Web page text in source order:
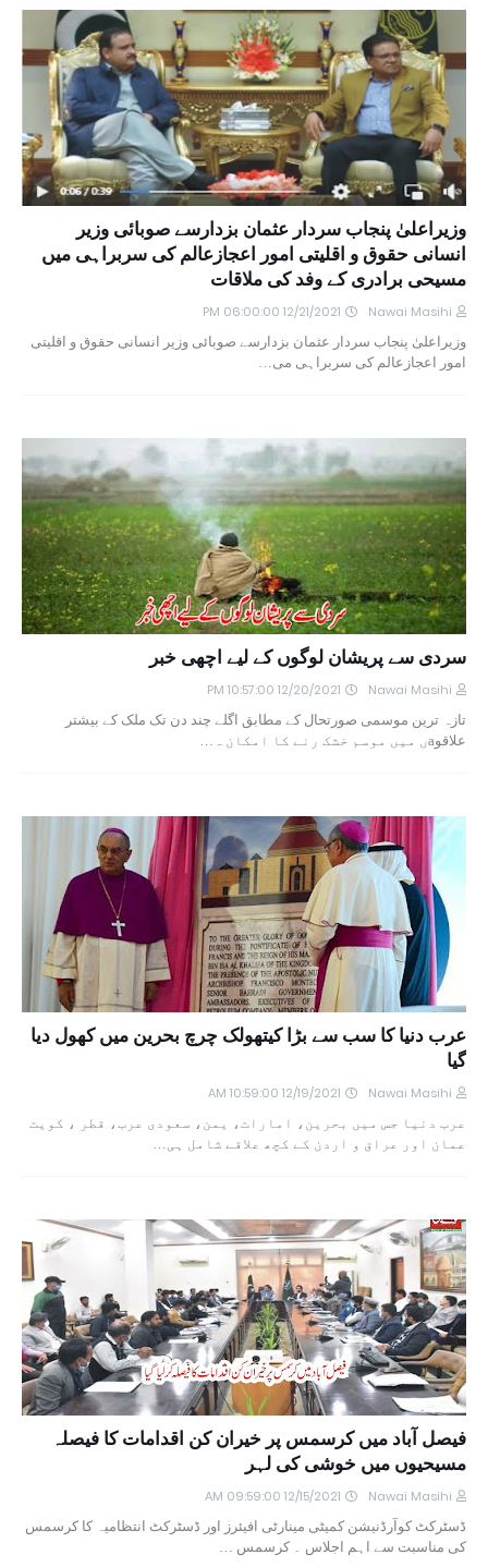
وزیراعلیٰ پنجاب سردار عثمان بزدارسے صوبائی وزیر
انسانی حقوق و اقلیتی امور اعجازعالم کی سربراہی میں
مسیحی برادری کے وفد کی ملاقات
Nawai Masihi
12/21/2021 06:00:00 PM
وزیراعلیٰ پنجاب سردار عثمان بزدارسے صوبائی وزیر انسانی حقوق و اقلیتی
امور اعجازعالم کی سربراہی می…
سردی سے پریشان لوگوں کے لیے اچھی خبر
Nawai Masihi
12/20/2021 10:57:00 PM
تازہ ترین موسمی صورتحال کے مطابق اگلے چند دن تک ملک کے بیشتر
علاقوaں میں موسم خشک رنے کا امکان ہ…
عرب دنیا کا سب سے بڑا کیتھولک چرچ بحرین میں کھول دیا
گیا
Nawai Masihi
12/19/2021 10:59:00 AM
عرب دنیا جس میں بحرین، امارات، یمن، سعودی عرب، قطر ، کویت
عمان اور عراق و اردن کے کچھ علاقے شامل ہی…
فیصل آباد میں کرسمس پر خیران کن اقدامات کا فیصلہ
مسیحیوں میں خوشی کی لہر
Nawai Masihi
12/15/2021 09:59:00 AM
ڈسٹرکٹ کوآرڈنیشن کمیٹی مینارٹی افیئرز اور ڈسٹرکٹ انتظامیہ کا کرسمس
کی مناسبت سے اہم اجلاس ۔ کرسمس …